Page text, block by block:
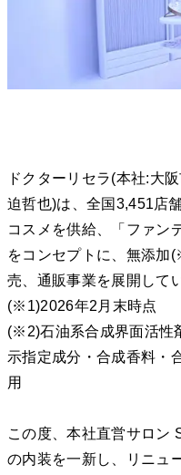
ドクターリセラ(本社:大
迫哲也)は、全国3,451店
コスメを供給、「ファン
をコンセプトに、無添加
売、通販事業を展開して
(※1)2026年2月末時点
(※2)石油系合成界面活性
示指定成分・合成香料・
用
この度、本社直営サロン
の内装を一新し、リニュ